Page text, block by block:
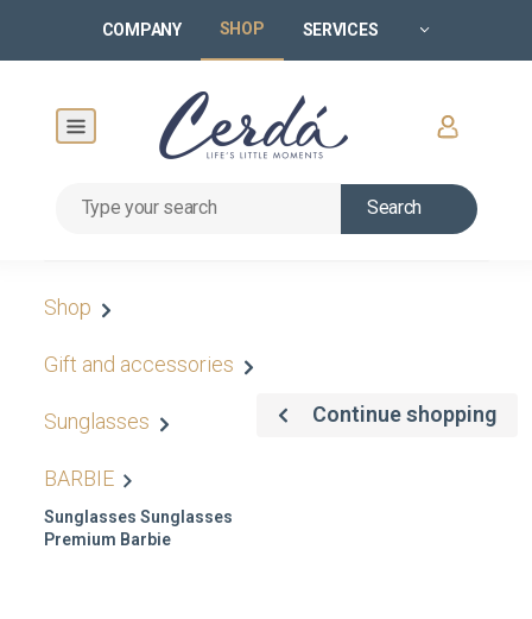
COMPANY SHOP SERVICES
Search
Shop
Gift and accessories
Sunglasses
BARBIE
Sunglasses Sunglasses
Premium Barbie
Continue shopping